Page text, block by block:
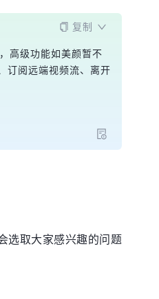
复制
高级功能如美颜暂不
订阅远端视频流、离开
选取大家感兴趣的问题